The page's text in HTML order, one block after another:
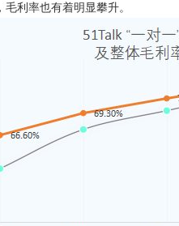
利率也有着明显攀升。